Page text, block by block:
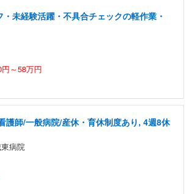
未経験活躍・不具合チェックの軽作業・
～58万円
護師/一般病院/産休・育休制度あり, 4週8休
病院